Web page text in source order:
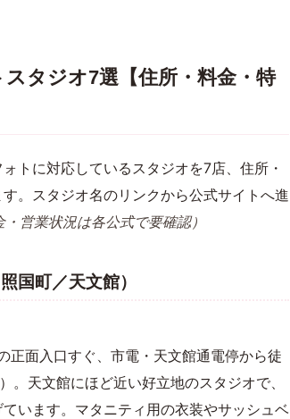
タジオ7選【住所・料金・特
トに対応しているスタジオを7店、住所・
。スタジオ名のリンクから公式サイトへ進
営業状況は各公式で要確認）
国町／天文館）
正面入口すぐ、市電・天文館通電停から徒
天文館にほど近い好立地のスタジオで、
います。マタニティ用の衣装やサッシュベ